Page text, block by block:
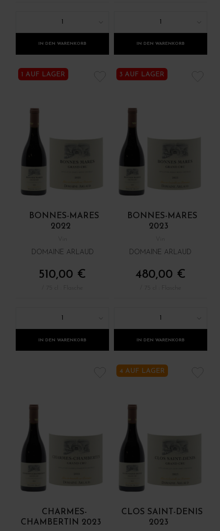
1
IN DEN WARENKORB
1
IN DEN WARENKORB
1 AUF LAGER
BONNES-MARES
2022
DOMAINE ARLAUD
510,00 €
1
IN DEN WARENKORB
3 AUF LAGER
BONNES-MARES
2023
DOMAINE ARLAUD
480,00 €
1
IN DEN WARENKORB
CHARMES-
CHAMBERTIN 2023
4 AUF LAGER
CLOS SAINT-DENIS
2023